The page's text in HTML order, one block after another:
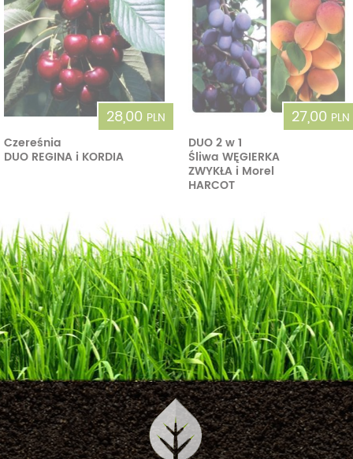
28,00 PLN
Czereśnia
DUO REGINA i KORDIA
27,00 PLN
DUO 2 w 1
Śliwa WĘGIERKA
ZWYKŁA i Morel
HARCOT